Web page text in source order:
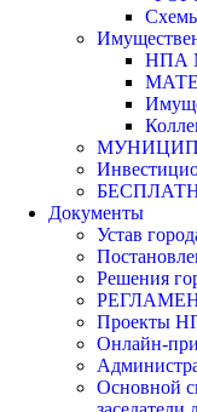
НПА
Документы
Устав
Решения
Проекты
Онлайн-
Основной